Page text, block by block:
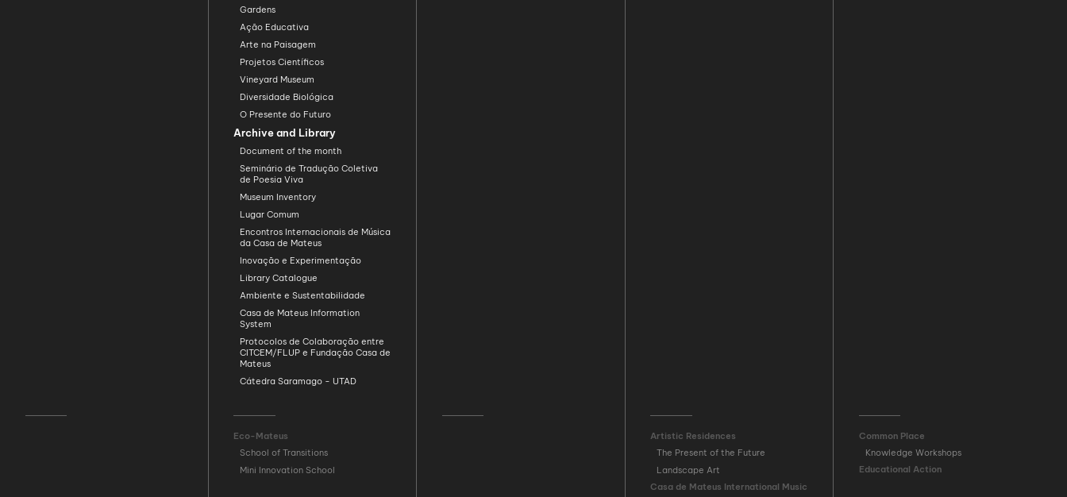
Gardens
Ação Educativa
Arte na Paisagem
Projetos Científicos
Vineyard Museum
Diversidade Biológica
O Presente do Futuro
Archive and Library
Document of the month
Seminário de Tradução Coletiva
de Poesia Viva
Museum Inventory
Lugar Comum
Encontros Internacionais de Música
da Casa de Mateus
Inovação e Experimentação
Library Catalogue
Ambiente e Sustentabilidade
Casa de Mateus Information
System
Protocolos de Colaboração entre
CITCEM/FLUP e Fundação Casa de
Mateus
Cátedra Saramago - UTAD
Eco-Mateus
School of Transitions
Mini Innovation School
Artistic Residences
The Present of the Future
Landscape Art
Casa de Mateus International Music
Common Place
Knowledge Workshops
Educational Action